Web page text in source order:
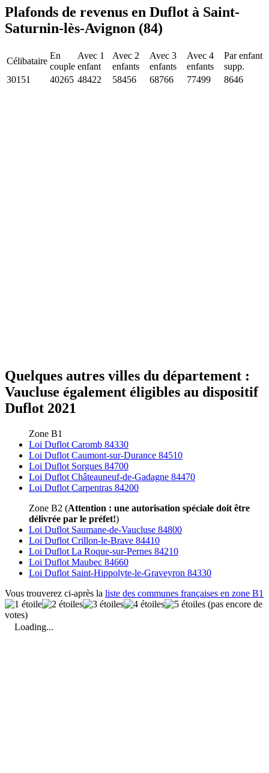
Plafonds de revenus en Duflot à Saint-
Saturnin-lès-Avignon (84)
Célibataire
En
couple
Avec 1
enfant
Avec 2
enfants
Avec 3
enfants
Avec 4
enfants
Par enfant
supp.
30151
40265 48422 58456 68766 77499 8646
Quelques autres villes du département :
Vaucluse également éligibles au dispositif
Duflot 2021
Zone B1
Loi Duflot Caromb 84330
Loi Duflot Caumont-sur-Durance 84510
Loi Duflot Sorgues 84700
Loi Duflot Châteauneuf-de-Gadagne 84470
Loi Duflot Carpentras 84200
Zone B2 (Attention : une autorisation spéciale doit être
délivrée par le préfet!)
Loi Duflot Saumane-de-Vaucluse 84800
Loi Duflot Crillon-le-Brave 84410
Loi Duflot La Roque-sur-Pernes 84210
Loi Duflot Maubec 84660
Loi Duflot Saint-Hippolyte-le-Graveyron 84330
Vous trouverez ci-après la liste des communes françaises en zone B1
(pas encore de
votes)
Loading...